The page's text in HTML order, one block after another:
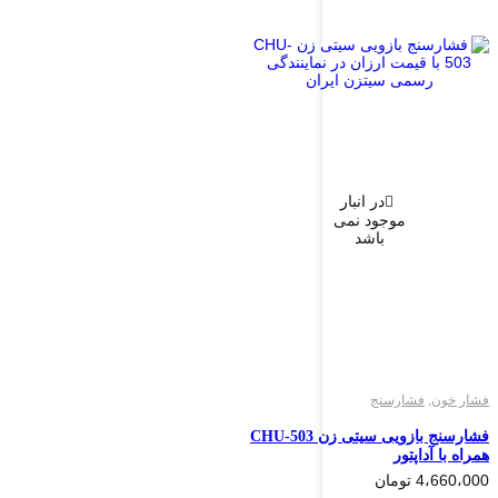
در انبار
موجود نمی
باشد
فشار خون, فشارسنج
فشارسنج بازویی سیتی زن CHU-503
همراه با آداپتور
4،660،000 تومان